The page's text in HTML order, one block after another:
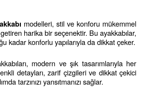
modelleri, stil ve konforu mükemmel
harika bir seçenektir. Bu ayakkabılar,
kadar konforlu yapılarıyla da dikkat çeker.
modern ve şık tasarımlarıyla her
detayları, zarif çizgileri ve dikkat çekici
tarzınızı yansıtmanızı sağlar.